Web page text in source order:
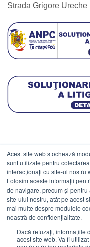
Acest site web stochează
sunt utilizate pentru
interacționați cu site-ul nostru
Folosim aceste informații
de navigare, precum și
site-ului nostru, atât pe acest
mai multe despre modulele
noastră de confidențialitate.
Dacă refuzați, informațiile
acest site web. Va fi
Strada Grigore Ureche
DATE
ESTICO S.R.L.
CIF: RO1094402.
Reg.Com: J08/469/